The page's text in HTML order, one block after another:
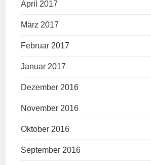
April 2017
März 2017
Februar 2017
Januar 2017
Dezember 2016
November 2016
Oktober 2016
September 2016